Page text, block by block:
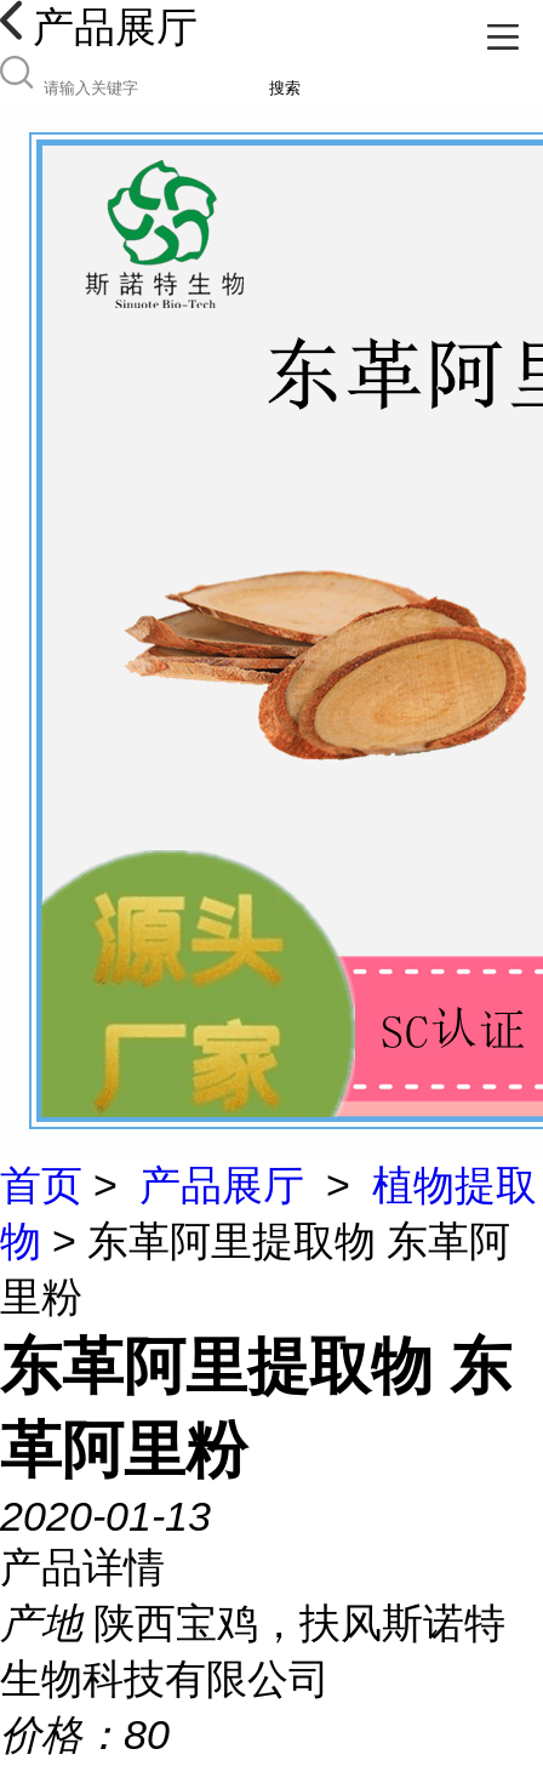
产品展厅
搜索
首页 > 产品展厅 > 植物提取
物 > 东革阿里提取物 东革阿
里粉
东革阿里提取物 东
革阿里粉
2020-01-13
产品详情
产地 陕西宝鸡，扶风斯诺特
生物科技有限公司
价格： 80